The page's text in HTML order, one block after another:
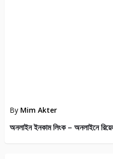
By Mim Akter
অনলাইন ইনকাম লিংক – অনলাইনে